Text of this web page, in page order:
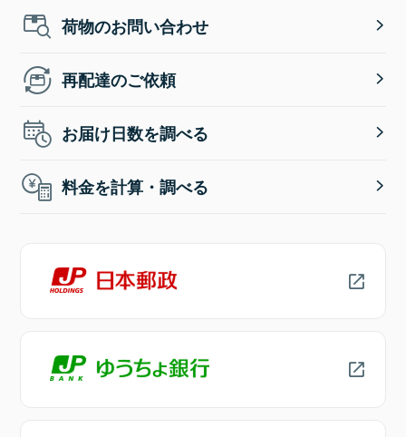
荷物のお問い合わせ
再配達のご依頼
お届け日数を調べる
料金を計算・調べる